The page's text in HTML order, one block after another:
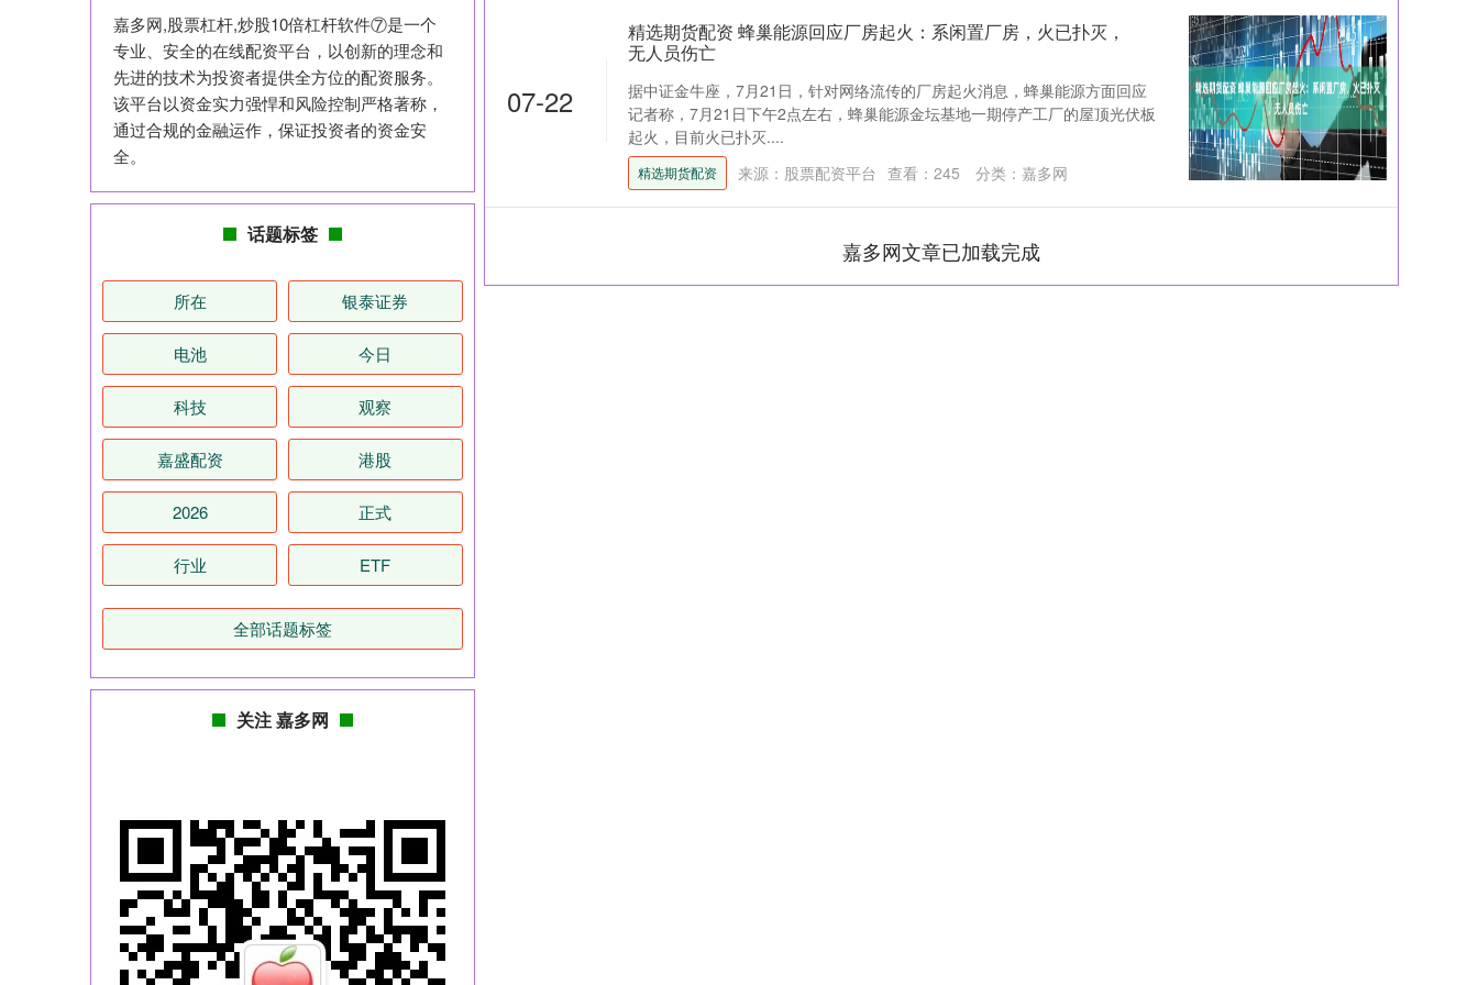
07-22
精选期货配资 蜂巢能源回应厂房起火：系闲置厂房，火已扑灭，
无人员伤亡
据中证金牛座，7月21日，针对网络流传的厂房起火消息，蜂巢能源方面回应
记者称，7月21日下午2点左右，蜂巢能源金坛基地一期停产工厂的屋顶光伏板
起火，目前火已扑灭....
精选期货配资 来源：股票配资平台 查看： 245 分类： 嘉多网
嘉多网文章已加载完成
嘉多网,股票杠杆,炒股10倍杠杆软件⑦是一个
专业、安全的在线配资平台，以创新的理念和
先进的技术为投资者提供全方位的配资服务。
该平台以资金实力强悍和风险控制严格著称，
通过合规的金融运作，保证投资者的资金安
全。
话题标签
所在 银泰证券
电池 今日
科技 观察
嘉盛配资 港股
2026 正式
行业 ETF
全部话题标签
关注 嘉多网